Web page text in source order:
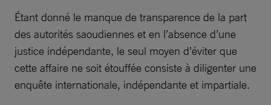
Étant donné le manque de transparence de la part
des autorités saoudiennes et en l’absence d’une
justice indépendante, le seul moyen d’éviter que
cette affaire ne soit étouffée consiste à diligenter une
enquête internationale, indépendante et impartiale.